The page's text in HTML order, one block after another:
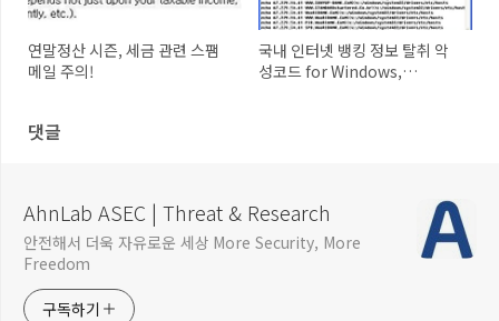
연말정산 시즌, 세금 관련 스팸
메일 주의!
국내 인터넷 뱅킹 정보 탈취 악
성코드 for Windows,
댓글
AhnLab ASEC | Threat & Research
안전해서 더욱 자유로운 세상 More Security, More
Freedom
구독하기